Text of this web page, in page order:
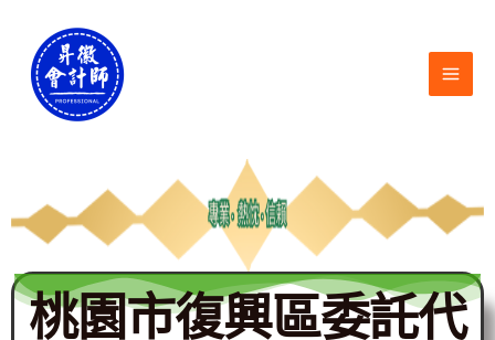
桃園市復興區委託代